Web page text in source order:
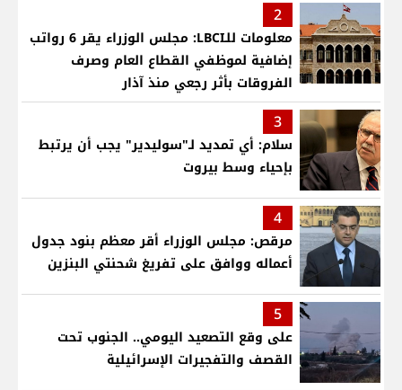
2
معلومات للـLBCI: مجلس الوزراء يقر 6 رواتب
إضافية لموظفي القطاع العام وصرف
الفروقات بأثر رجعي منذ آذار
3
سلام: أي تمديد لـ"سوليدير" يجب أن يرتبط
بإحياء وسط بيروت
4
مرقص: مجلس الوزراء أقر معظم بنود جدول
أعماله ووافق على تفريغ شحنتي البنزين
5
على وقع التصعيد اليومي.. الجنوب تحت
القصف والتفجيرات الإسرائيلية